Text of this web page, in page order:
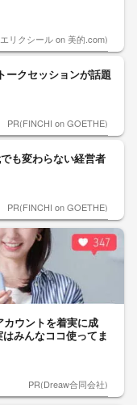
リクシール on 美的.com)
ークセッションが話題
PR(FINCHI on GOETHE)
も変わらない経営者
PR(FINCHI on GOETHE)
カウントを着実に成
はみんなココ使ってま
PR(Dreaw合同会社)